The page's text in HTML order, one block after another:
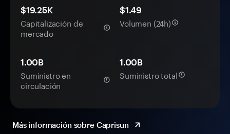
$19.25K
Capitalización de
mercado
$1.49
Volumen (24h)
1.00B
Suministro en
circulación
1.00B
Suministro total
Más información sobre Caprisun